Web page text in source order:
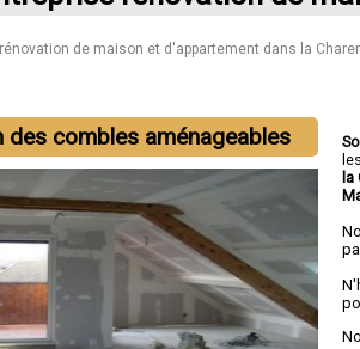
de maison et d'appartement dans la
des combles aménageables